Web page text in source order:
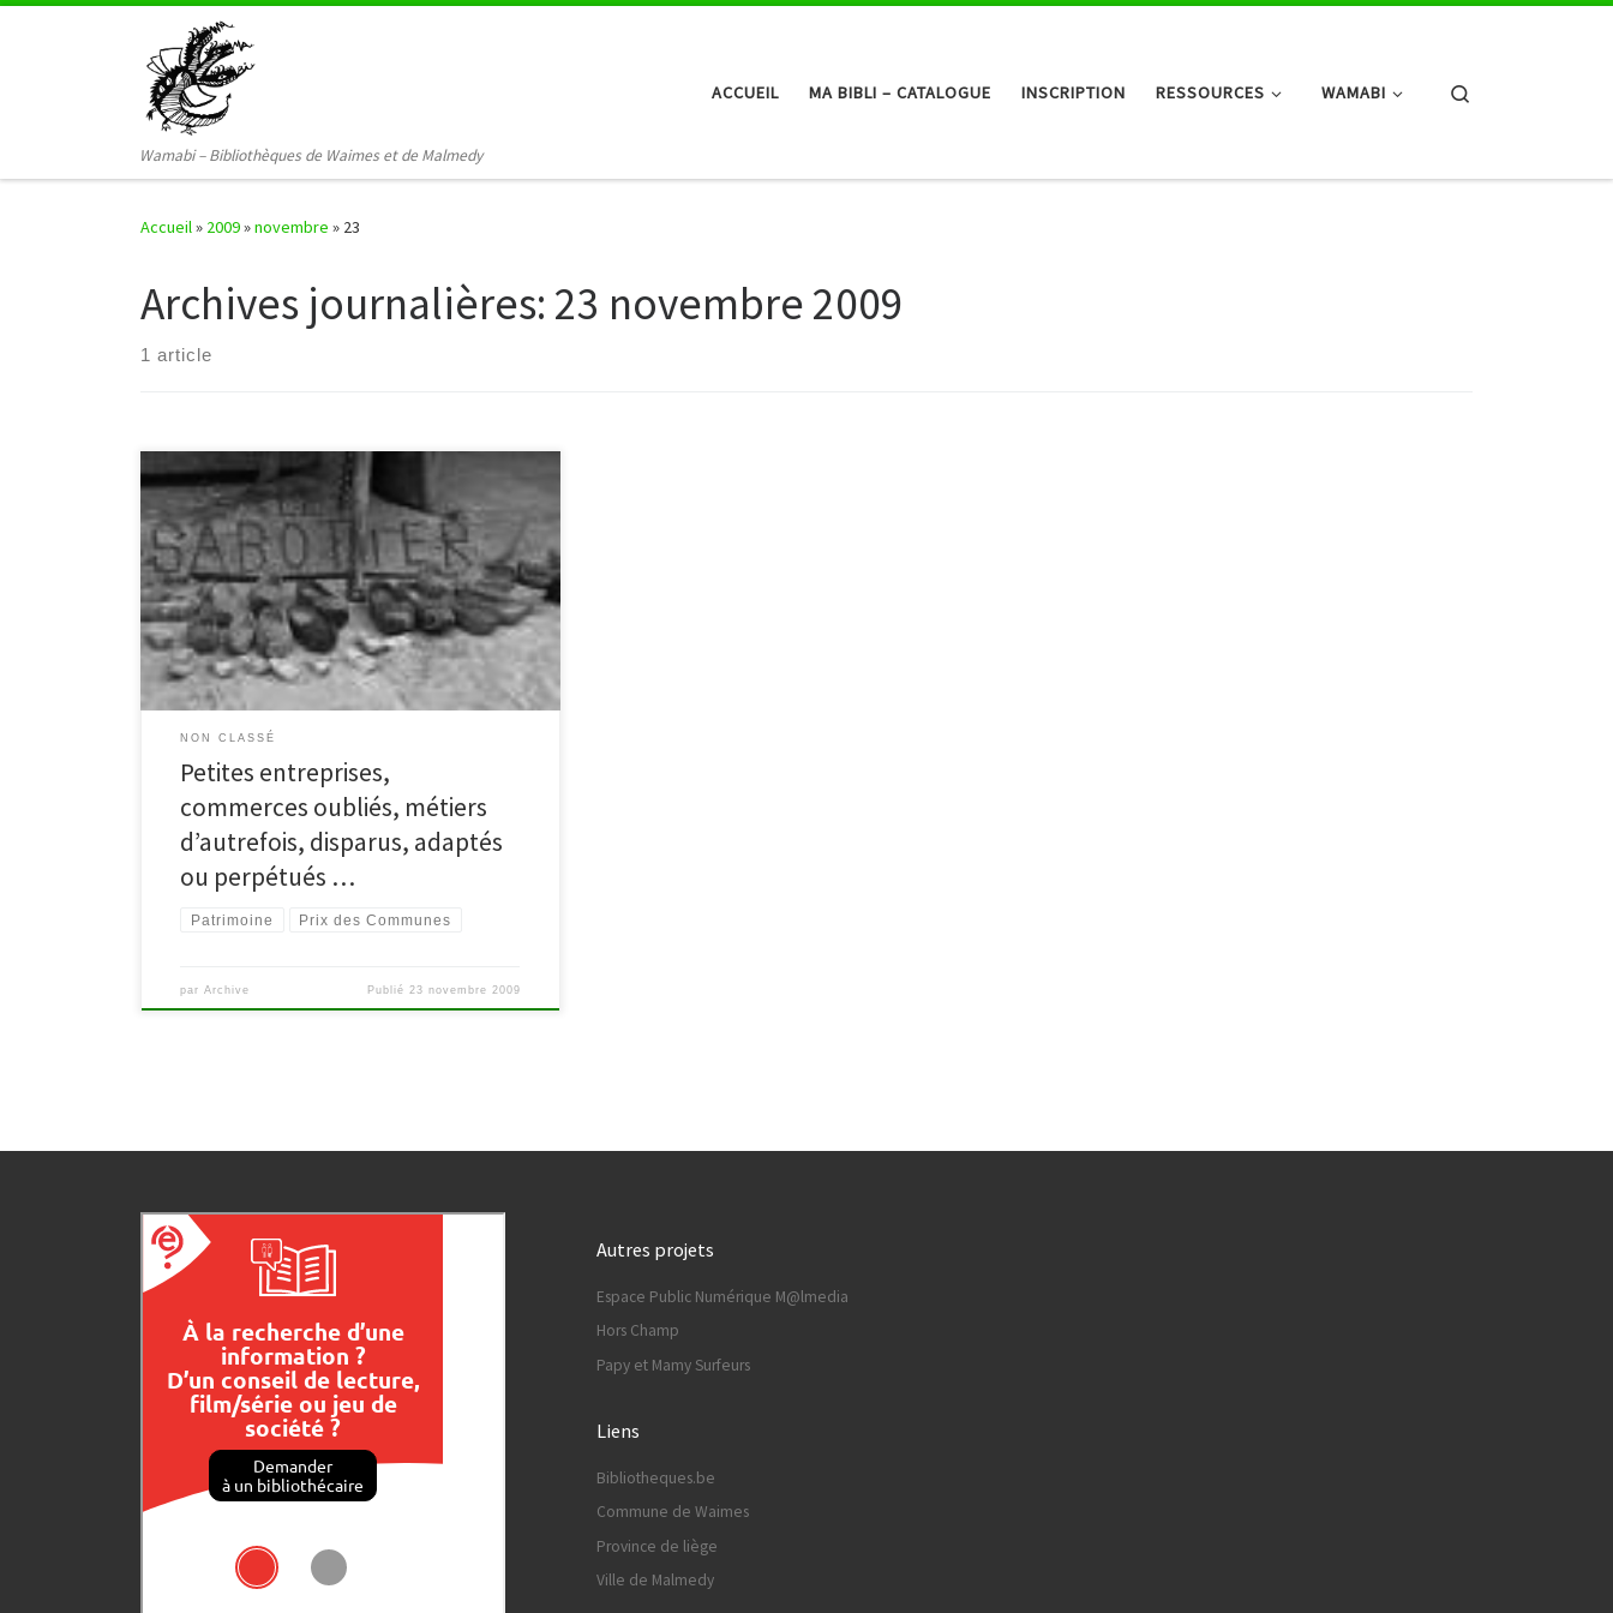
Wamabi – Bibliothèques de Waimes et de Malmedy
ACCUEIL MA BIBLI – CATALOGUE INSCRIPTION RESSOURCES WAMABI
Accueil» 2009»novembre » 23
Archives journalières: 23 novembre 2009
1 article
Le prix est organisé par le Comité de concertation du
réseau de lecture publique des communes de
Malmedy et Waimes. Le prix est ouvert à toute
personne, équipe, association, école, … qui souhaite
réaliser un projet dans le cadre du prix. Tous les types,
formes, supports de documents sont acceptés […]
NON CLASSÉ
Petites entreprises,
commerces oubliés, métiers
d’autrefois, disparus, adaptés
ou perpétués …
Patrimoine Prix des Communes
parArchive Publié 23 novembre 2009
Autres projets
Espace Public Numérique M@lmedia
Hors Champ
Papy et Mamy Surfeurs
Liens
Bibliotheques.be
Commune de Waimes
Province de liège
Ville de Malmedy